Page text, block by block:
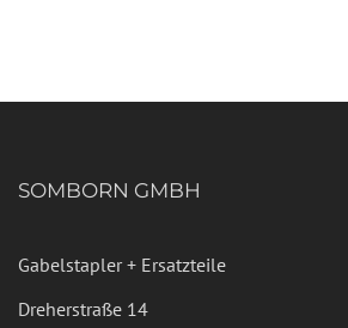
SOMBORN GMBH
Gabelstapler + Ersatzteile
Dreherstraße 14